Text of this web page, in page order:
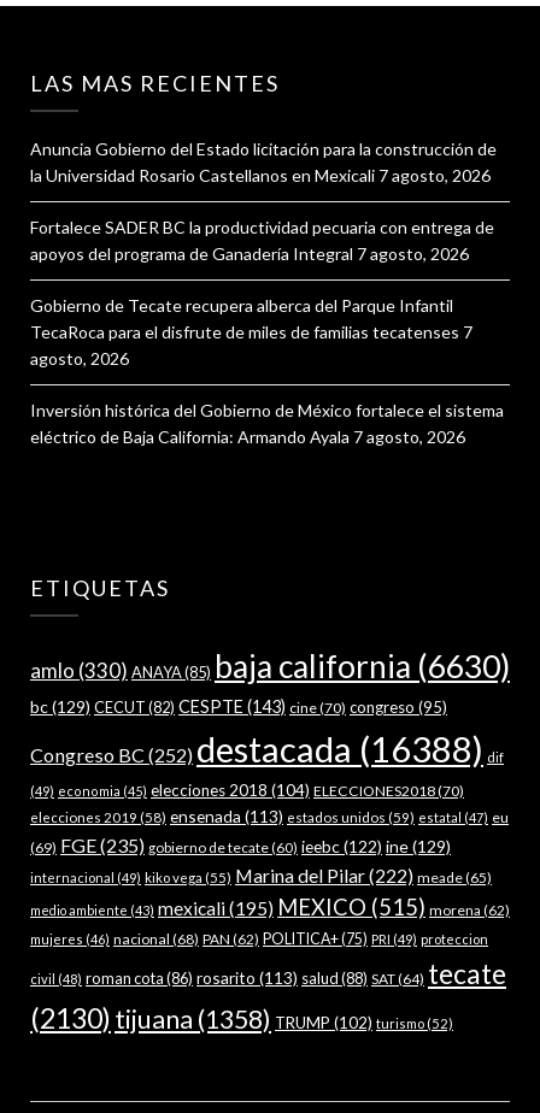
LAS MAS RECIENTES
Anuncia Gobierno del Estado licitación para la construcción de
la Universidad Rosario Castellanos en Mexicali 7 agosto, 2026
Fortalece SADER BC la productividad pecuaria con entrega de
apoyos del programa de Ganadería Integral 7 agosto, 2026
Gobierno de Tecate recupera alberca del Parque Infantil
TecaRoca para el disfrute de miles de familias tecatenses 7
agosto, 2026
Inversión histórica del Gobierno de México fortalece el sistema
eléctrico de Baja California: Armando Ayala 7 agosto, 2026
ETIQUETAS
amlo (330) ANAYA(85) baja california (6630)
bc(129) CECUT(82) CESPTE (143) cine(70) congreso (95)
Congreso BC (252) destacada (16388) dif
(49) economia (45) elecciones 2018 (104) ELECCIONES2018(70)
elecciones 2019 (58) ensenada (113) estados unidos (59) estatal (47) eu
(69) FGE(235) gobierno de tecate(60) ieebc(122) ine(129)
internacional (49) kiko vega (55) Marina del Pilar(222) meade(65)
medio ambiente (43) mexicali(195) MEXICO (515) morena (62)
mujeres (46) nacional (68) PAN (62) POLITICA+(75) PRI (49) proteccion
civil (48) roman cota(86) rosarito (113) salud(88) SAT(64) tecate
(2130) tijuana (1358) TRUMP (102) turismo (52)